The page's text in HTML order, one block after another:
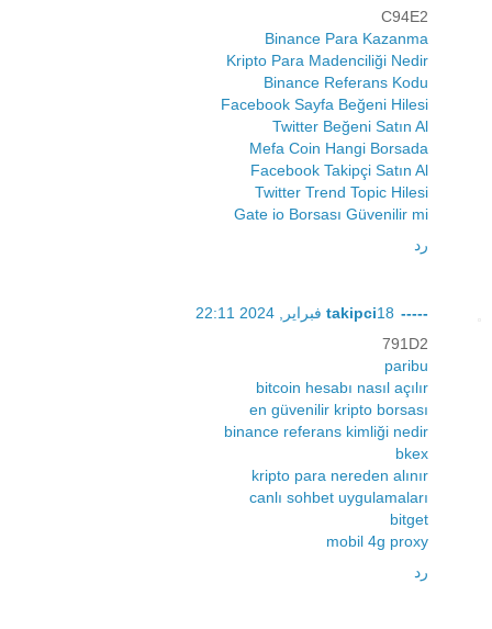
C94E2
Binance Para Kazanma
Kripto Para Madenciliği Nedir
Binance Referans Kodu
Facebook Sayfa Beğeni Hilesi
Twitter Beğeni Satın Al
Mefa Coin Hangi Borsada
Facebook Takipçi Satın Al
Twitter Trend Topic Hilesi
Gate io Borsası Güvenilir mi
رد
-----takipci 18 فبراير, 2024 22:11
791D2
paribu
bitcoin hesabı nasıl açılır
en güvenilir kripto borsası
binance referans kimliği nedir
bkex
kripto para nereden alınır
canlı sohbet uygulamaları
bitget
mobil 4g proxy
رد